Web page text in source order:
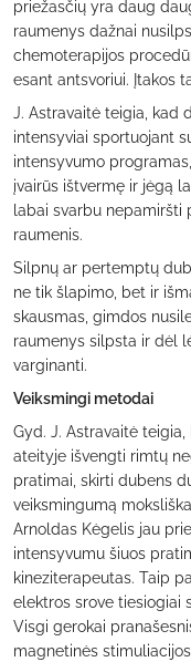
priežasčių yra daug
raumenys dažnai
chemoterapijos
esant antsvoriui. Įtakos
J. Astravaitė teigia, kad
intensyviai sportuojant
intensyvumo
įvairūs ištvermę ir jėgą
labai svarbu nepamiršti
raumenis.
Silpnų ar pertemptų
ne tik šlapimo, bet ir
skausmas, gimdos
raumenys silpsta ir dėl
varginanti.
Veiksmingi metodai
Gyd. J. Astravaitė
ateityje išvengti rimtų
pratimai, skirti dubens
veiksmingumą
Arnoldas Kėgelis jau
intensyvumu šiuos
kineziterapeutas. Taip
elektros srove tiesiogiai
Visgi gerokai
magnetinės